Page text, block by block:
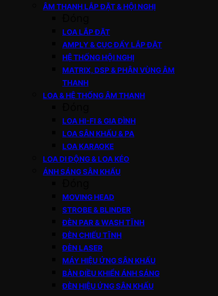
ÂM THANH LẮP ĐẶT & HỘI NGHỊ
LOA LẮP ĐẶT
AMPLY & CỤC ĐẨY LẮP ĐẶT
HỆ THỐNG HỘI NGHỊ
MATRIX, DSP & PHÂN VÙNG ÂM
THANH
LOA & HỆ THỐNG ÂM THANH
LOA HI-FI & GIA ĐÌNH
LOA SÂN KHẤU & PA
LOA KARAOKE
LOA DI ĐỘNG & LOA KÉO
ÁNH SÁNG SÂN KHẤU
MOVING HEAD
STROBE & BLINDER
ĐÈN PAR & WASH TĨNH
ĐÈN CHIẾU TĨNH
ĐÈN LASER
MÁY HIỆU ỨNG SÂN KHẤU
BÀN ĐIỀU KHIỂN ÁNH SÁNG
ĐÈN HIỆU ỨNG SÂN KHẤU